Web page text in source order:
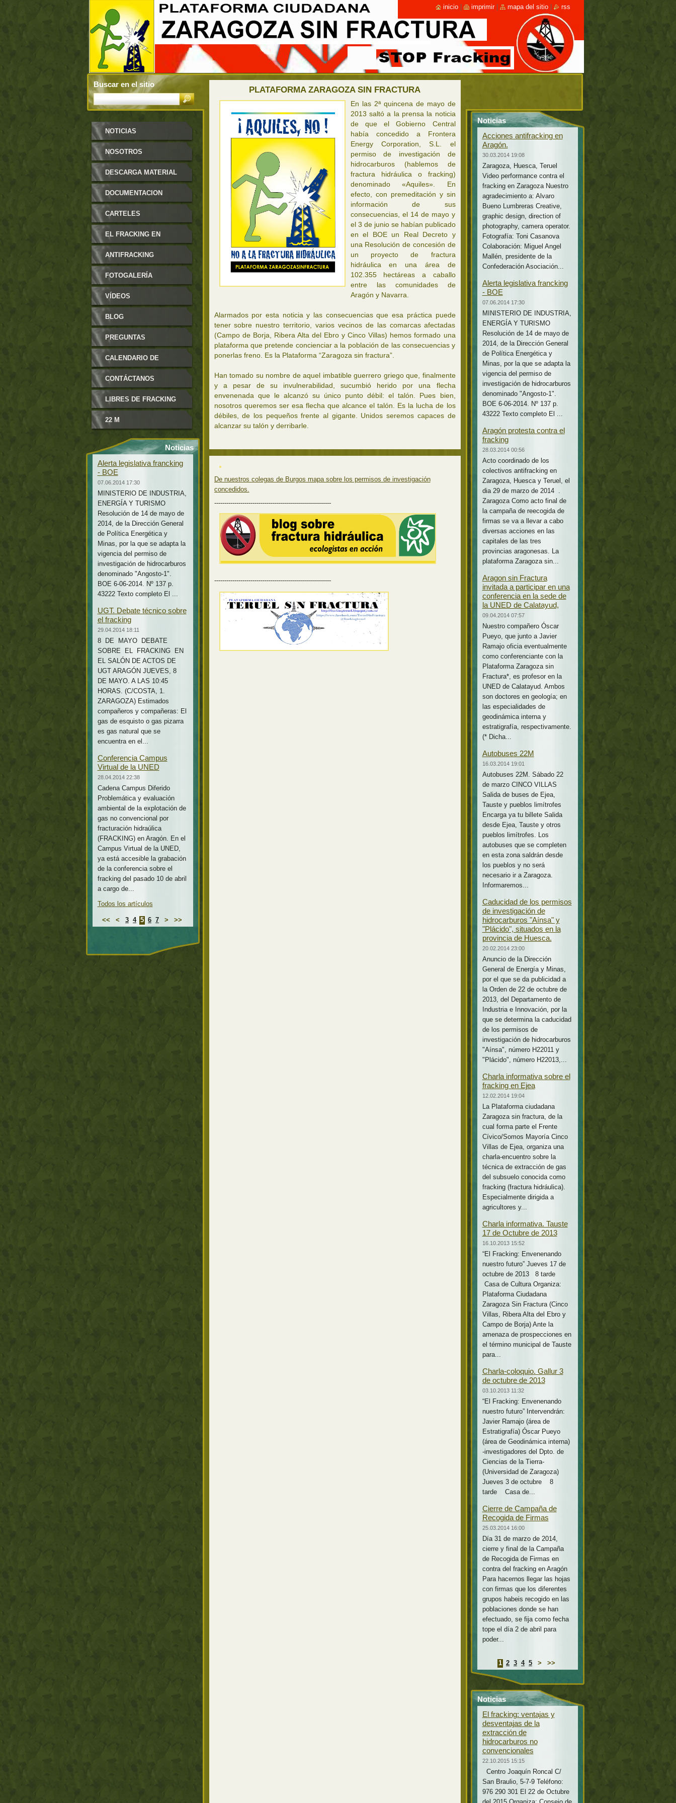
PLATAFORMA ZARAGOZA SIN FRACTURA
En las 2ª quincena de mayo de
2013 saltó a la prensa la noticia
de que el Gobierno Central
había concedido a Frontera
Energy Corporation, S.L. el
permiso de investigación de
hidrocarburos (hablemos de
fractura hidráulica o fracking)
denominado «Aquiles». En
efecto, con premeditación y sin
información de sus
consecuencias, el 14 de mayo y
el 3 de junio se habían publicado
en el BOE un Real Decreto y
una Resolución de concesión de
un proyecto de fractura
hidráulica en una área de
102.355 hectáreas a caballo
entre las comunidades de
Aragón y Navarra.
Alarmados por esta noticia y las consecuencias que esa práctica puede
tener sobre nuestro territorio, varios vecinos de las comarcas afectadas
(Campo de Borja, Ribera Alta del Ebro y Cinco Villas) hemos formado una
plataforma que pretende concienciar a la población de las consecuencias y
ponerlas freno. Es la Plataforma “Zaragoza sin fractura”.
Han tomado su nombre de aquel imbatible guerrero griego que, finalmente
y a pesar de su invulnerabilidad, sucumbió herido por una flecha
envenenada que le alcanzó su único punto débil: el talón. Pues bien,
nosotros queremos ser esa flecha que alcance el talón. Es la lucha de los
débiles, de los pequeños frente al gigante. Unidos seremos capaces de
alcanzar su talón y derribarle.
De nuestros colegas de Burgos mapa sobre los permisos de investigación
concedidos.
----------------------------------------------------------
----------------------------------------------------------
NOTICIAS
NOSOTROS
DESCARGA MATERIAL
DOCUMENTACION
CARTELES
MODIFICABLES
EL FRACKING EN
ARAGÓN
ANTIFRACKING
FOTOGALERÍA
VÍDEOS
BLOG
PREGUNTAS
FRECUENTES
CALENDARIO DE
EVENTOS
CONTÁCTANOS
LIBRES DE FRACKING
22 M
Noticias
Alerta legislativa francking
- BOE
07.06.2014 17:30
MINISTERIO DE INDUSTRIA,
ENERGÍA Y TURISMO
Resolución de 14 de mayo de
2014, de la Dirección General
de Política Energética y
Minas, por la que se adapta la
vigencia del permiso de
investigación de hidrocarburos
denominado "Angosto-1".
BOE 6-06-2014. Nº 137 p.
43222 Texto completo El ...
UGT. Debate técnico sobre
el fracking
29.04.2014 18:11
8 DE MAYO DEBATE
SOBRE EL FRACKING EN
EL SALÓN DE ACTOS DE
UGT ARAGÓN JUEVES, 8
DE MAYO. A LAS 10:45
HORAS. (C/COSTA, 1.
ZARAGOZA) Estimados
compañeros y compañeras: El
gas de esquisto o gas pizarra
es gas natural que se
encuentra en el...
Conferencia Campus
Virtual de la UNED
28.04.2014 22:38
Cadena Campus Diferido
Problemática y evaluación
ambiental de la explotación de
gas no convencional por
fracturación hidraúlica
(FRACKING) en Aragón. En el
Campus Virtual de la UNED,
ya está accesible la grabación
de la conferencia sobre el
fracking del pasado 10 de abril
a cargo de...
Todos los artículos
<< < 3 4 5 6 7 > >>
Noticias
Acciones antifracking en
Aragón.
30.03.2014 19:08
Zaragoza, Huesca, Teruel
Video performance contra el
fracking en Zaragoza Nuestro
agradecimiento a: Alvaro
Bueno Lumbreras Creative,
graphic design, direction of
photography, camera operator.
Fotografía: Toni Casanova
Colaboración: Miguel Angel
Mallén, presidente de la
Confederación Asociación...
Alerta legislativa francking
- BOE
07.06.2014 17:30
MINISTERIO DE INDUSTRIA,
ENERGÍA Y TURISMO
Resolución de 14 de mayo de
2014, de la Dirección General
de Política Energética y
Minas, por la que se adapta la
vigencia del permiso de
investigación de hidrocarburos
denominado "Angosto-1".
BOE 6-06-2014. Nº 137 p.
43222 Texto completo El ...
Aragón protesta contra el
fracking
28.03.2014 00:56
Acto coordinado de los
colectivos antifracking en
Zaragoza, Huesca y Teruel, el
dia 29 de marzo de 2014 .
Zaragoza Como acto final de
la campaña de reecogida de
firmas se va a llevar a cabo
diversas acciones en las
capitales de las tres
provincias aragonesas. La
plataforma Zaragoza sin...
Aragon sin Fractura
invitada a participar en una
conferencia en la sede de
la UNED de Calatayud,
09.04.2014 07:57
Nuestro compañero Óscar
Pueyo, que junto a Javier
Ramajo oficia eventualmente
como conferenciante con la
Plataforma Zaragoza sin
Fractura*, es profesor en la
UNED de Calatayud. Ambos
son doctores en geología; en
las especialidades de
geodinámica interna y
estratigrafía, respectivamente.
(* Dicha...
Autobuses 22M
16.03.2014 19:01
Autobuses 22M. Sábado 22
de marzo CINCO VILLAS
Salida de buses de Ejea,
Tauste y pueblos limítrofes
Encarga ya tu billete Salida
desde Ejea, Tauste y otros
pueblos limítrofes. Los
autobuses que se completen
en esta zona saldrán desde
los pueblos y no será
necesario ir a Zaragoza.
Informaremos...
Caducidad de los permisos
de investigación de
hidrocarburos "Aínsa" y
"Plácido", situados en la
provincia de Huesca.
20.02.2014 23:00
Anuncio de la Dirección
General de Energía y Minas,
por el que se da publicidad a
la Orden de 22 de octubre de
2013, del Departamento de
Industria e Innovación, por la
que se determina la caducidad
de los permisos de
investigación de hidrocarburos
"Aínsa", número H22011 y
"Plácido", número H22013,...
Charla informativa sobre el
fracking en Ejea
12.02.2014 19:04
La Plataforma ciudadana
Zaragoza sin fractura, de la
cual forma parte el Frente
Cívico/Somos Mayoría Cinco
Villas de Ejea, organiza una
charla-encuentro sobre la
técnica de extracción de gas
del subsuelo conocida como
fracking (fractura hidráulica).
Especialmente dirigida a
agricultores y...
Charla informativa. Tauste
17 de Octubre de 2013
16.10.2013 15:52
“El Fracking: Envenenando
nuestro futuro” Jueves 17 de
octubre de 2013 8 tarde
Casa de Cultura Organiza:
Plataforma Ciudadana
Zaragoza Sin Fractura (Cinco
Villas, Ribera Alta del Ebro y
Campo de Borja) Ante la
amenaza de prospecciones en
el término municipal de Tauste
para...
Charla-coloquio. Gallur 3
de octubre de 2013
03.10.2013 11:32
“El Fracking: Envenenando
nuestro futuro” Intervendrán:
Javier Ramajo (área de
Estratigrafía) Óscar Pueyo
(área de Geodinámica interna)
-investigadores del Dpto. de
Ciencias de la Tierra-
(Universidad de Zaragoza)
Jueves 3 de octubre 8
tarde Casa de...
Cierre de Campaña de
Recogida de Firmas
25.03.2014 16:00
Día 31 de marzo de 2014,
cierre y final de la Campaña
de Recogida de Firmas en
contra del fracking en Aragón
Para hacernos llegar las hojas
con firmas que los diferentes
grupos habeis recogido en las
poblaciones donde se han
efectuado, se fija como fecha
tope el día 2 de abril para
poder...
1 2 3 4 5 > >>
Noticias
El fracking: ventajas y
desventajas de la
extracción de
hidrocarburos no
convencionales
22.10.2015 15:15
Centro Joaquín Roncal C/
San Braulio, 5-7-9 Teléfono:
976 290 301 El 22 de Octubre
Buscar en el sitio
inicio imprimir mapa del sitio rss